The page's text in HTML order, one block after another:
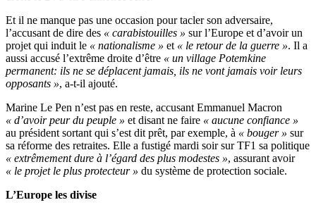
Et il ne manque pas une occasion pour tacler son adversaire,
l’accusant de dire des « carabistouilles » sur l’Europe et d’avoir un
projet qui induit le « nationalisme » et « le retour de la guerre ». Il a
aussi accusé l’extrême droite d’être « un village Potemkine
permanent: ils ne se déplacent jamais, ils ne vont jamais voir leurs
opposants », a-t-il ajouté.
Marine Le Pen n’est pas en reste, accusant Emmanuel Macron
« d’avoir peur du peuple » et disant ne faire « aucune confiance »
au président sortant qui s’est dit prêt, par exemple, à « bouger » sur
sa réforme des retraites. Elle a fustigé mardi soir sur TF1 sa politique
« extrêmement dure à l’égard des plus modestes », assurant avoir
« le projet le plus protecteur » du système de protection sociale.
L’Europe les divise